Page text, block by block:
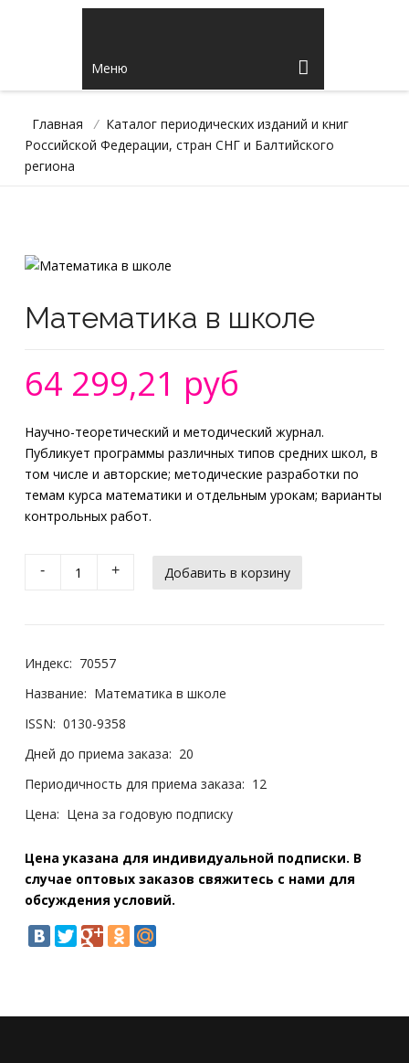
Меню
Главная / Каталог периодических изданий и книг
Российской Федерации, стран СНГ и Балтийского
региона
Математика в школе
64 299,21 руб
Научно-теоретический и методический журнал.
Публикует программы различных типов средних школ, в
том числе и авторские; методические разработки по
темам курса математики и отдельным урокам; варианты
контрольных работ.
- +
Индекс: 70557
Название: Математика в школе
ISSN: 0130-9358
Дней до приема заказа: 20
Периодичность для приема заказа: 12
Цена: Цена за годовую подписку
Цена указана для индивидуальной подписки. В
случае оптовых заказов свяжитесь с нами для
обсуждения условий.